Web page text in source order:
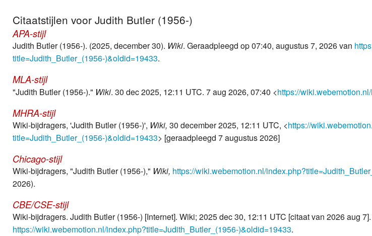
Zoom
Citaatstijlen voor Judith Butler (1956-)
APA-stijl
Judith Butler (1956-). (2025, december 30). Wiki. Geraadpleegd op 07:40, augustus 7, 2026 van
title=Judith_Butler_(1956-)&oldid=19433.
MLA-stijl
"Judith Butler (1956-)." Wiki. 30 dec 2025, 12:11 UTC. 7 aug 2026, 07:40 <https://
MHRA-stijl
Wiki-bijdragers, 'Judith Butler (1956-)', Wiki, 30 december 2025, 12:11 UTC, <https://
title=Judith_Butler_(1956-)&oldid=19433> [geraadpleegd 7 augustus 2026]
Chicago-stijl
Wiki-bijdragers, "Judith Butler (1956-)," Wiki, https://wiki.webemotion.nl/
2026).
CBE/CSE-stijl
Wiki-bijdragers. Judith Butler (1956-) [Internet]. Wiki; 2025 dec 30, 12:11 UTC [citaat van 2026 aug
https://wiki.webemotion.nl/index.php?title=Judith_Butler_(1956-)&oldid=19433.